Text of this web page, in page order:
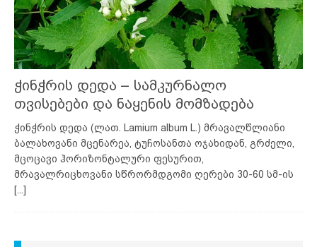
ჭინჭრის დედა – სამკურნალო
თვისებები და ნაყენის მომზადება
ჭინჭრის დედა (ლათ. Lamium album L.) მრავალწლიანი
ბალახოვანი მცენარეა, ტუჩოსანთა ოჯახიდან, გრძელი,
მცოცავი ჰორიზონტალური ფესურით,
მრავალრიცხოვანი სწრორმდგომი ღერები 30-60 სმ-ის
[...]